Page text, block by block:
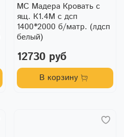
МС Мадера Кровать с
ящ. К1.4М с дсп
1400*2000 б/матр. (лдсп
белый)
12730 руб
В корзину